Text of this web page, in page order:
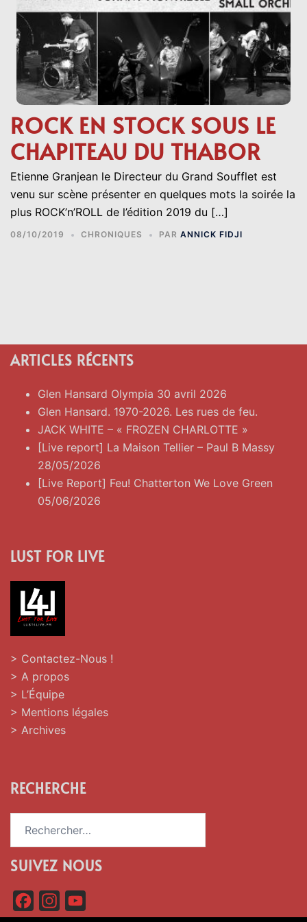
ROCK EN STOCK SOUS LE
CHAPITEAU DU THABOR
Etienne Granjean le Directeur du Grand Soufflet est
venu sur scène présenter en quelques mots la soirée la
plus ROCK’n’ROLL de l’édition 2019 du […]
08/10/2019 CHRONIQUES PAR ANNICK FIDJI
ARTICLES RÉCENTS
Glen Hansard Olympia 30 avril 2026
Glen Hansard. 1970-2026. Les rues de feu.
JACK WHITE – « FROZEN CHARLOTTE »
[Live report] La Maison Tellier – Paul B Massy
28/05/2026
[Live Report] Feu! Chatterton We Love Green
05/06/2026
LUST FOR LIVE
> Contactez-Nous !
> A propos
> L’Équipe
> Mentions légales
> Archives
RECHERCHE
SUIVEZ NOUS